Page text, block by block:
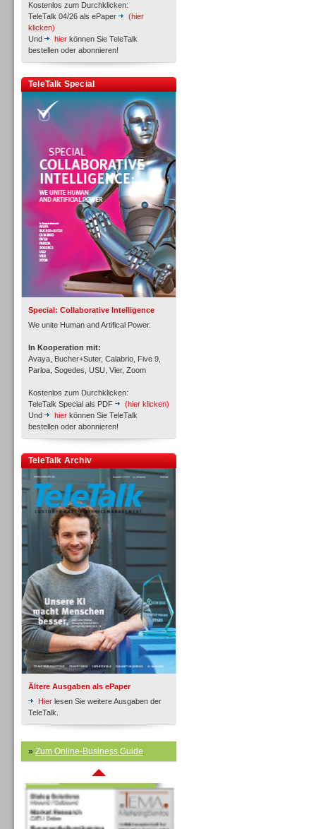
Kostenlos zum Durchklicken:
TeleTalk 04/26 als ePaper
(hier
klicken)
Und
hier können Sie TeleTalk
bestellen oder abonnieren!
TeleTalk Special
Special: Collaborative Intelligence
We unite Human and Artifical Power.
In Kooperation mit:
Avaya, Bucher+Suter, Calabrio, Five 9,
Parloa, Sogedes, USU, Vier, Zoom
Kostenlos zum Durchklicken:
TeleTalk Special als PDF
(hier klicken)
Und
hier können Sie TeleTalk
bestellen oder abonnieren!
TeleTalk Archiv
Ältere Ausgaben als ePaper
Hier lesen Sie weitere Ausgaben der
TeleTalk.
» Zum Online-Business Guide
Personal
Inbound
Inbound
Inbound
Inbound